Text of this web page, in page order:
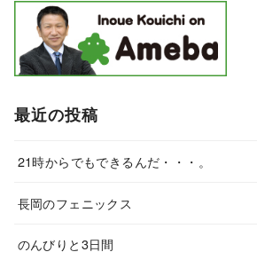
最近の投稿
21時からでもできるんだ・・・。
長岡のフェニックス
のんびりと3日間